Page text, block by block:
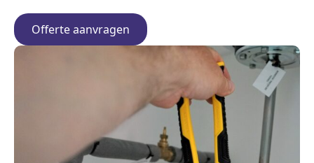
Offerte aanvragen